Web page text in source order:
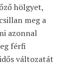
hölgyet,
meg a
azonnal
férfi
változatát